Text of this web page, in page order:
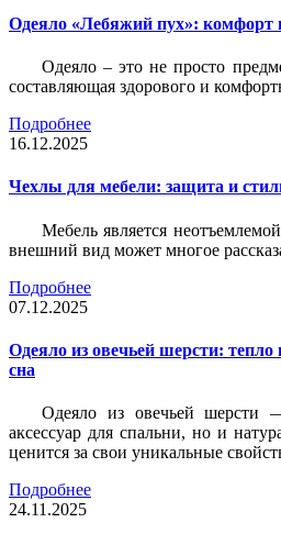
Одеяло «Лебяжий пух»: комфорт
Одеяло – это не просто
составляющая здорового и
Подробнее
16.12.2025
Чехлы для мебели: защита и
Мебель является
внешний вид может многое
Подробнее
07.12.2025
Одеяло из овечьей шерсти:
сна
Одеяло из овечьей шерсти
аксессуар для спальни, но и
ценится за свои уникальные
Подробнее
24.11.2025